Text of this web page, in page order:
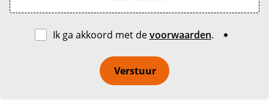
Ik ga akkoord met devoorwaarden.
Verstuur